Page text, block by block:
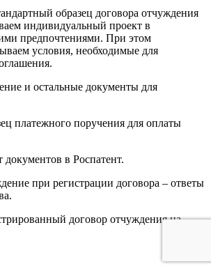
образец договора отчуждения
индивидуальный проект в
предпочтениями. При этом
условия, необходимые для
и остальные документы для
платежного поручения для оплаты
документов в Роспатент.
при регистрации договора – ответы
договор отчуждения на